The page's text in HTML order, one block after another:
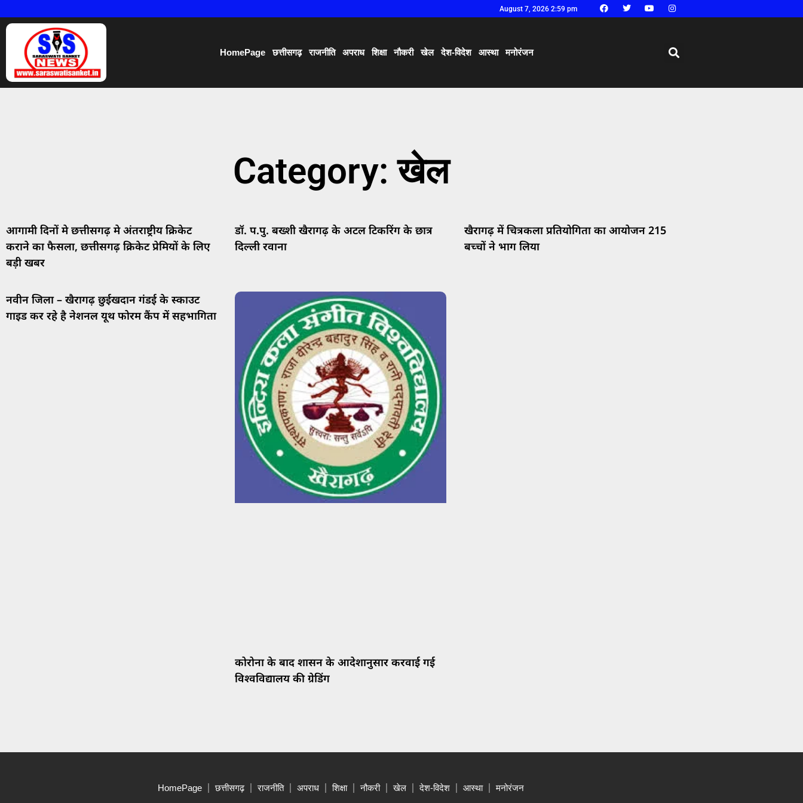
August 7, 2026 2:59 pm
HomePage छत्तीसगढ़ राजनीति अपराध शिक्षा नौकरी खेल देश-विदेश आस्था मनोरंजन
Category: खेल
आगामी दिनों मे छत्तीसगढ़ मे अंतराष्ट्रीय क्रिकेट
कराने का फैसला, छत्तीसगढ़ क्रिकेट प्रेमियों के लिए
बड़ी खबर
डॉ. प.पु. बख्शी खैरागढ़ के अटल टिकरिंग के छात्र
दिल्ली रवाना
खैरागढ़ में चित्रकला प्रतियोगिता का आयोजन 215
बच्चों ने भाग लिया
नवीन जिला – खैरागढ़ छुईखदान गंडई के स्काउट
गाइड कर रहे है नेशनल यूथ फोरम कैंप में सहभागिता
कोरोना के बाद शासन के आदेशानुसार करवाई गई
विश्वविद्यालय की ग्रेडिंग
HomePage छत्तीसगढ़ राजनीति अपराध शिक्षा नौकरी खेल देश-विदेश आस्था मनोरंजन